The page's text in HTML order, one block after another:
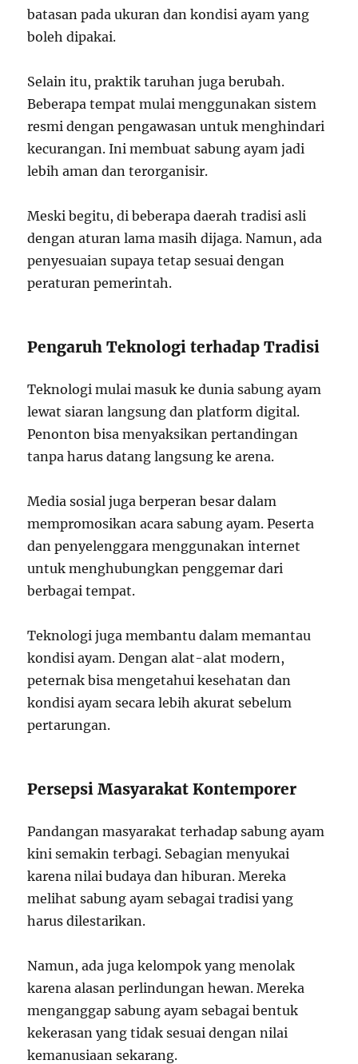
batasan pada ukuran dan kondisi ayam yang
boleh dipakai.
Selain itu, praktik taruhan juga berubah.
Beberapa tempat mulai menggunakan sistem
resmi dengan pengawasan untuk menghindari
kecurangan. Ini membuat sabung ayam jadi
lebih aman dan terorganisir.
Meski begitu, di beberapa daerah tradisi asli
dengan aturan lama masih dijaga. Namun, ada
penyesuaian supaya tetap sesuai dengan
peraturan pemerintah.
Pengaruh Teknologi terhadap Tradisi
Teknologi mulai masuk ke dunia sabung ayam
lewat siaran langsung dan platform digital.
Penonton bisa menyaksikan pertandingan
tanpa harus datang langsung ke arena.
Media sosial juga berperan besar dalam
mempromosikan acara sabung ayam. Peserta
dan penyelenggara menggunakan internet
untuk menghubungkan penggemar dari
berbagai tempat.
Teknologi juga membantu dalam memantau
kondisi ayam. Dengan alat-alat modern,
peternak bisa mengetahui kesehatan dan
kondisi ayam secara lebih akurat sebelum
pertarungan.
Persepsi Masyarakat Kontemporer
Pandangan masyarakat terhadap sabung ayam
kini semakin terbagi. Sebagian menyukai
karena nilai budaya dan hiburan. Mereka
melihat sabung ayam sebagai tradisi yang
harus dilestarikan.
Namun, ada juga kelompok yang menolak
karena alasan perlindungan hewan. Mereka
menganggap sabung ayam sebagai bentuk
kekerasan yang tidak sesuai dengan nilai
kemanusiaan sekarang.